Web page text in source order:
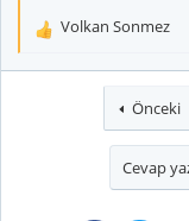
T
Volkan Sonmez
Önceki
Cevap